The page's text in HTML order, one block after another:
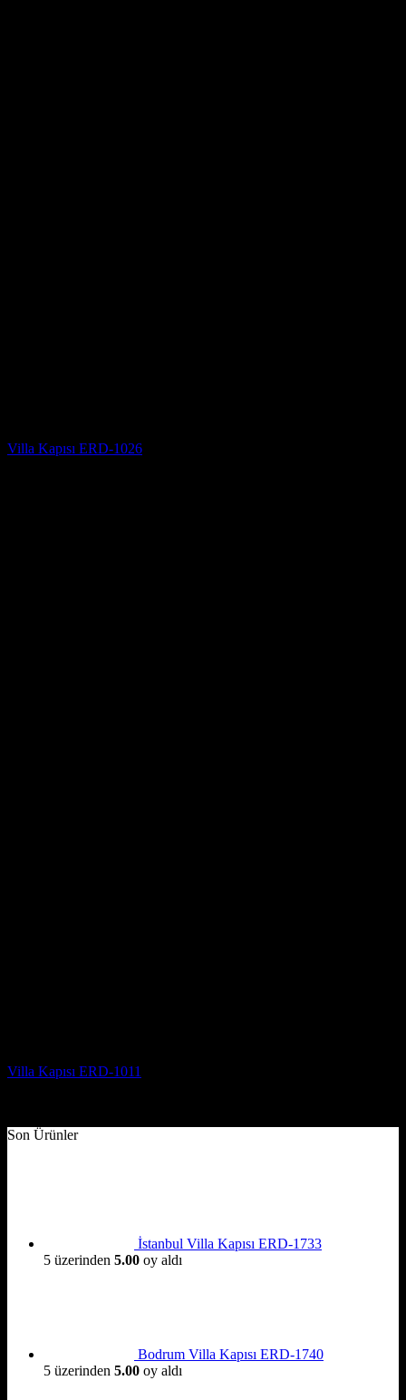
Villa Kapısı ERD-1026
Villa Kapısı ERD-1011
Son Ürünler
İstanbul Villa Kapısı ERD-1733
5 üzerinden 5.00 oy aldı
Bodrum Villa Kapısı ERD-1740
5 üzerinden 5.00 oy aldı